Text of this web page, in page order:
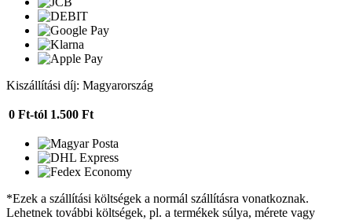
Kiszállítási díj: Magyarország
0 Ft-tól 1.500 Ft
*Ezek a szállítási költségek a normál szállításra vonatkoznak.
Lehetnek további költségek, pl. a termékek súlya, mérete vagy